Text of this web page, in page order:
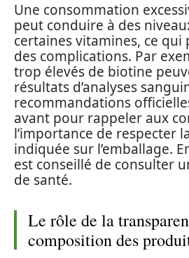
Une consommation
peut conduire à des
certaines vitamines, ce
des complications. Par
trop élevés de biotine
résultats d’analyses
recommandations
avant pour rappeler aux
l’importance de respecter
indiquée sur l’emballage.
est conseillé de consulter
de santé.
Le rôle de la
composition des